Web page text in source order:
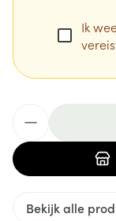
Ik
Bekijk alle